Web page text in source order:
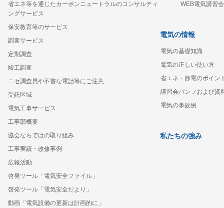
省エネ等を通じたカーボンニュートラルのコンサルティ
ングサービス
保安教育等のサービス
調査サービス
定期調査
竣工調査
ニセ調査員や不審な電話等にご注意
受託区域
電気工事サービス
工事部概要
協会ならではの取り組み
工事実績・改修事例
広報活動
啓発ツール「電気安全ファイル」
啓発ツール「電気安全だより」
動画「電気設備の更新は計画的に」
WEB電気講習
電気の情報
電気の基礎知識
電気の正しい使い方
省エネ・節電のポイン
講習会パンフおよび資
電気の事故例
私たちの強み